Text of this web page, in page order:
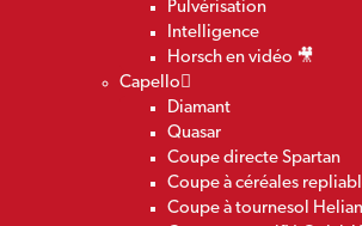
Pulvérisation
Intelligence
Horsch en vidéo 🎥
Capello
Diamant
Quasar
Coupe directe Spartan
Coupe à céréales
Coupe à tournesol